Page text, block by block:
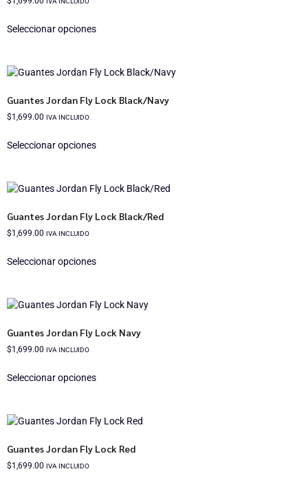
Seleccionar opciones
Guantes Jordan Fly Lock Black/Navy
$1,699.00 IVA INCLUIDO
Seleccionar opciones
Guantes Jordan Fly Lock Black/Red
$1,699.00 IVA INCLUIDO
Seleccionar opciones
Guantes Jordan Fly Lock Navy
$1,699.00 IVA INCLUIDO
Seleccionar opciones
Guantes Jordan Fly Lock Red
$1,699.00 IVA INCLUIDO